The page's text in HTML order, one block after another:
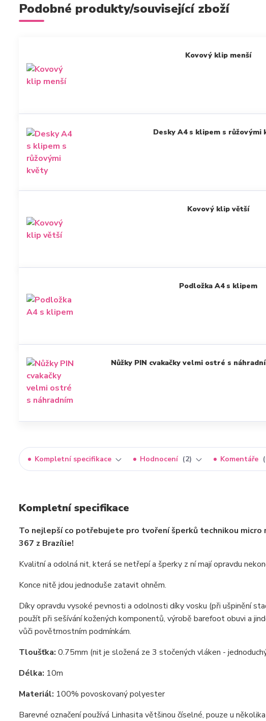
Podobné produkty/související zboží
Kovový klip menší
Desky A4 s klipem s růžovými
Kovový klip větší
Podložka A4 s klipem
Nůžky PIN cvakačky velmi ostré s
Kompletní specifikace Hodnocení 2 Komentáře
Kompletní specifikace
To nejlepší co potřebujete pro tvoření šperků technikou
367 z Brazílie!
Kvalitní a odolná nit, která se netřepí a šperky z ní mají opravdu
Konce nitě jdou jednoduše zatavit ohněm.
Díky opravdu vysoké pevnosti a odolnosti díky vosku (při ušpinění
použít při sešívání kožených komponentů, výrobě barefoot obuvi a
vůči povětrnostním podmínkám.
Tloušťka: 0.75mm (nit je složená ze 3 stočených vláken -
Délka: 10m
Materiál: 100% povoskovaný polyester
Barevné označení používá Linhasita většinou číselné, pouze u